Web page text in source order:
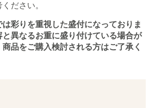
ださい。
彩りを重視した盛付になっておりま
異なるお重に盛り付けている場合が
品をご購入検討される方はご了承く